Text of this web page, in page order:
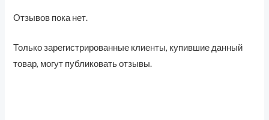
Отзывов пока нет.
Только зарегистрированные клиенты, купившие данный
товар, могут публиковать отзывы.